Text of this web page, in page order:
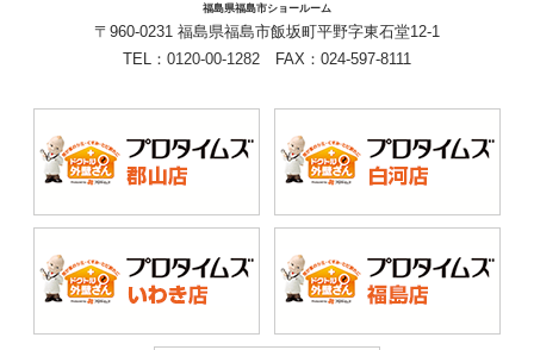
福島県福島市ショールーム
〒960-0231 福島県福島市飯坂町平野字東石堂12-1
TEL： 0120-00-1282 FAX：024-597-8111